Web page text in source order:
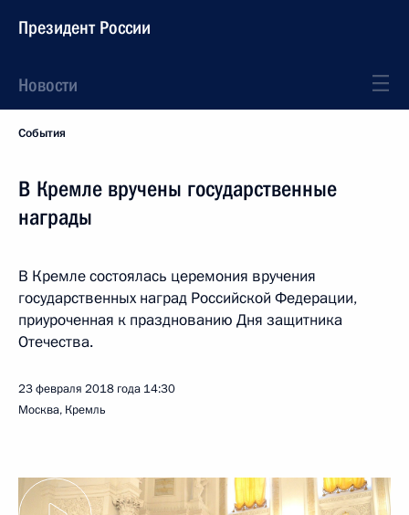
Президент России
Новости
События
В Кремле вручены государственные
награды
В Кремле состоялась церемония вручения
государственных наград Российской Федерации,
приуроченная к празднованию Дня защитника
Отечества.
23 февраля 2018 года 14:30
Москва, Кремль